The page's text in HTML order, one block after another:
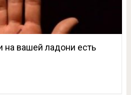
на вашей ладони есть